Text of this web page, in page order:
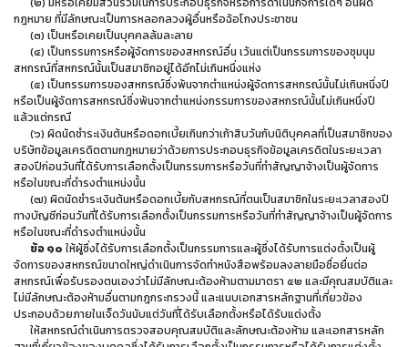
กฎหมาย ที่มีลักษณะเป็นการหลอกลวงผู้อื่นหรือฉ้อโกงประชาชน
(๓) เป็นหรือเคยเป็นบุคคลล้มละลาย
(๔) เป็นกรรมการหรือผู้จัดการของสหกรณ์อื่น เว้นแต่เป็นกรรมการของชุมนุม
สหกรณ์ที่สหกรณ์นั้นเป็นสมาชิกอยู่ได้อีกไม่เกินหนึ่งแห่ง
(๕) เป็นกรรมการของสหกรณ์ซึ่งพ้นจากตำแหน่งผู้จัดการสหกรณ์นั้นไม่เกินหนึ่งปี
หรือเป็นผู้จัดการสหกรณ์ซึ่งพ้นจากตำแหน่งกรรมการของสหกรณ์นั้นไม่เกินหนึ่งปี
แล้วแต่กรณี
(๖) ผิดนัดชำระเงินต้นหรือดอกเบี้ยเกินกว่าเก้าสิบวันกับนิติบุคคลที่เป็นสมาชิกของ
บริษัทข้อมูลเครดิตตามกฎหมายว่าด้วยการประกอบธุรกิจข้อมูลเครดิตในระยะเวลา
สองปีก่อนวันที่ได้รับการเลือกตั้งเป็นกรรมการหรือวันที่ทำสัญญาจ้างเป็นผู้จัดการ
หรือในขณะที่ดำรงตำแหน่งนั้น
(๗) ผิดนัดชำระเงินต้นหรือดอกเบี้ยกับสหกรณ์ที่ตนเป็นสมาชิกในระยะเวลาสองปี
ทางบัญชีก่อนวันที่ได้รับการเลือกตั้งเป็นกรรมการหรือวันที่ทำสัญญาจ้างเป็นผู้จัดการ
หรือในขณะที่ดำรงตำแหน่งนั้น
ข้อ ๑๐ ให้ผู้ซึ่งได้รับการเลือกตั้งเป็นกรรมการและผู้ซึ่งได้รับการแต่งตั้งเป็นผู้
จัดการของสหกรณ์ขนาดใหญ่ดำเนินการจัดทำหนังสือพร้อมลงลายมือชื่อยื่นต่อ
สหกรณ์เพื่อรับรองตนเองว่าไม่มีลักษณะต้องห้ามตามมาตรา ๕๒ และมีคุณสมบัติและ
ไม่มีลักษณะต้องห้ามอื่นตามกฎกระทรวงนี้ และแนบเอกสารหลักฐานที่เกี่ยวข้อง
ประกอบด้วยภายในเจ็ดวันนับแต่วันที่ได้รับเลือกตั้งหรือได้รับแต่งตั้ง
ให้สหกรณ์ดำเนินการตรวจสอบคุณสมบัติและลักษณะต้องห้าม และเอกสารหลัก